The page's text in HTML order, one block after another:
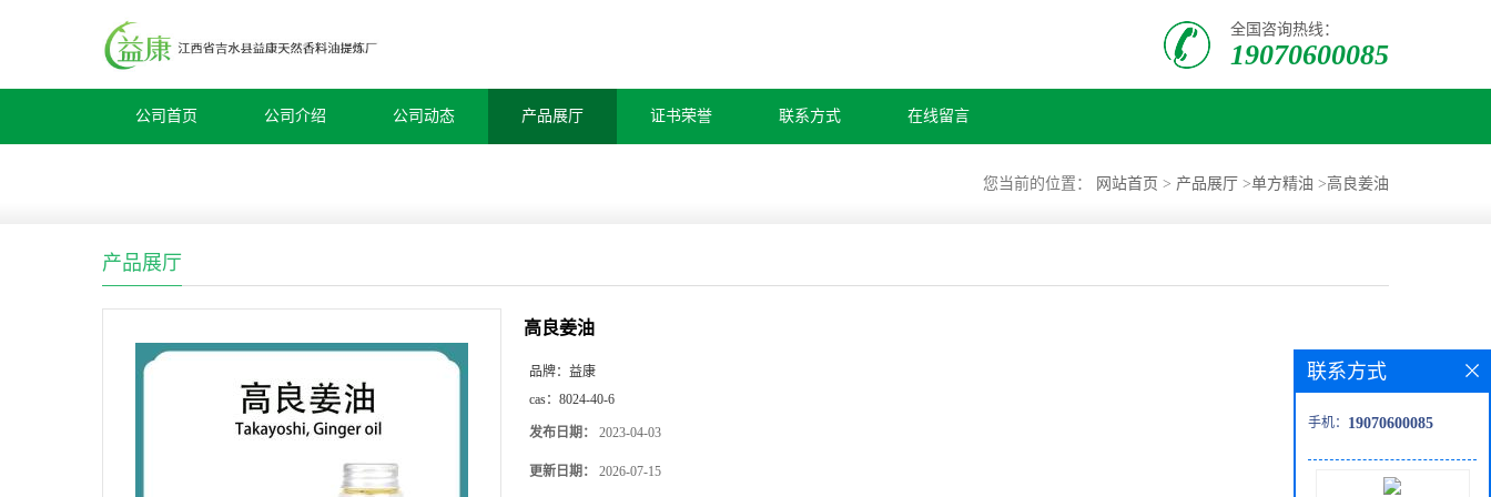
全国咨询热线：
19070600085
公司首页 公司介绍 公司动态 产品展厅 证书荣誉 联系方式 在线留言
您当前的位置： 网站首页 > 产品展厅 >单方精油 >高良姜油
产品展厅
高良姜油
品牌： 益康
cas： 8024-40-6
发布日期： 2023-04-03
更新日期： 2026-07-15
联系方式
手机： 19070600085